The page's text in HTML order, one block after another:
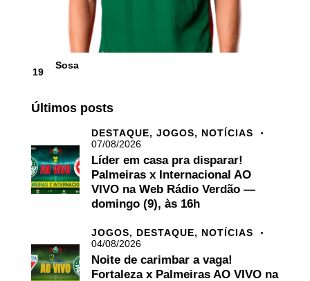
19
Sosa
Últimos posts
DESTAQUE, JOGOS, NOTÍCIAS
07/08/2026
Líder em casa pra disparar!
Palmeiras x Internacional AO
VIVO na Web Rádio Verdão —
domingo (9), às 16h
JOGOS, DESTAQUE, NOTÍCIAS
04/08/2026
Noite de carimbar a vaga!
Fortaleza x Palmeiras AO VIVO na